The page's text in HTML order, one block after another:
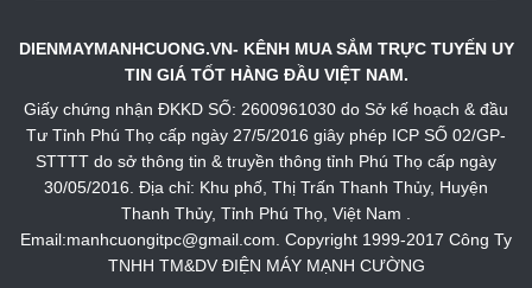
DIENMAYMANHCUONG.VN- KÊNH MUA SẮM TRỰC TUYẾN UY
TIN GIÁ TỐT HÀNG ĐẦU VIỆT NAM.
Giấy chứng nhận ĐKKD SỐ: 2600961030 do Sở kế hoạch & đầu
Tư Tỉnh Phú Thọ cấp ngày 27/5/2016 giây phép ICP SỐ 02/GP-
STTTT do sở thông tin & truyền thông tỉnh Phú Thọ cấp ngày
30/05/2016. Địa chỉ: Khu phố, Thị Trấn Thanh Thủy, Huyện
Thanh Thủy, Tỉnh Phú Thọ, Việt Nam .
Email:manhcuongitpc@gmail.com. Copyright 1999-2017 Công Ty
TNHH TM&DV ĐIỆN MÁY MẠNH CƯỜNG